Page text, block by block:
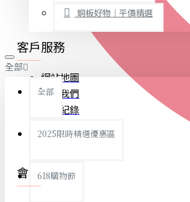
手工DIY
文具收納
書寫用品
查看更多
衛浴用品
銅板好物｜平價精選
全部
全部
2025限時精選優惠區
618購物節
客戶服務
網站地圖
聯絡我們
瀏覽紀錄
會員服務